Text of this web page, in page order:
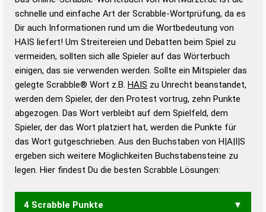
Wortwurzel liefert mit Hilfe eines semantischen
Wortanalyse-Algorithmus gute Anhaltspunkte zu
Wortbedeutung, Worttrennung und Wortform, um die
Gültigkeit eines Wortes für das Scrabble-Spiel zu
bestimmen!
zugelassene Turnier Scrabble-
Wörterbücher sind:
Duden – Standardwerk in 12 Bänden
Duden – Richtiges und gutes
Deutsch
Duden – Die deutsche Grammatik
Duden – Deutsches
Universalwörterbuch
schnelle und einfache Art der Scrabble-Wortprüfung, da es
Dir auch Informationen rund um die Wortbedeutung von
HAIS liefert! Um Streitereien und Debatten beim Spiel zu
vermeiden, sollten sich alle Spieler auf das Wörterbuch
einigen, das sie verwenden werden. Sollte ein Mitspieler das
gelegte Scrabble® Wort z.B. HAIS zu Unrecht beanstandet,
werden dem Spieler, der den Protest vortrug, zehn Punkte
abgezogen. Das Wort verbleibt auf dem Spielfeld, dem
Spieler, der das Wort platziert hat, werden die Punkte für
das Wort gutgeschrieben. Aus den Buchstaben von H|A|I|S
ergeben sich weitere Möglichkeiten Buchstabensteine zu
legen. Hier findest Du die besten Scrabble Lösungen:
4 Scrabble Punkte